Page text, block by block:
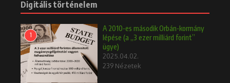
Digitális történelem
1
A 2010-es második Orbán-kormány
lépése (a „3 ezer milliárd forint”
ügye)
2025.04.02.
239 Nézetek